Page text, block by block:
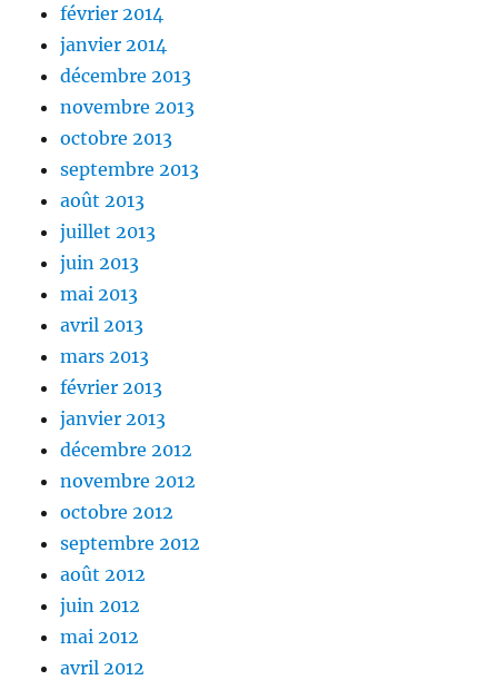
février 2014
janvier 2014
décembre 2013
novembre 2013
octobre 2013
septembre 2013
août 2013
juillet 2013
juin 2013
mai 2013
avril 2013
mars 2013
février 2013
janvier 2013
décembre 2012
novembre 2012
octobre 2012
septembre 2012
août 2012
juin 2012
mai 2012
avril 2012